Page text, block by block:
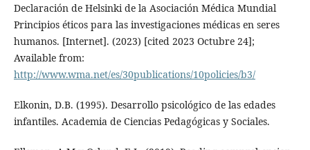
Declaración de Helsinki de la Asociación Médica Mundial
Principios éticos para las investigaciones médicas en seres
humanos. [Internet]. (2023) [cited 2023 Octubre 24];
Available from:
http://www.wma.net/es/30publications/10policies/b3/
Elkonin, D.B. (1995). Desarrollo psicológico de las edades
infantiles. Academia de Ciencias Pedagógicas y Sociales.